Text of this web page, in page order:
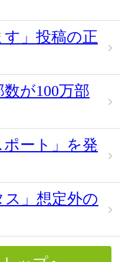
す」投稿の正
が100万部
ート」を発
ス」想定外の